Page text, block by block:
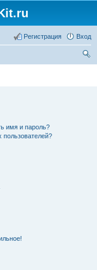
Вход
Регистрация
имя и пароль?
пользователей?